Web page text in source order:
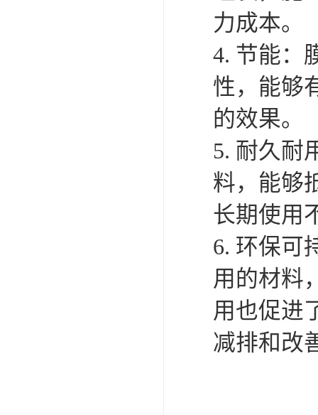
膜结构充
1. 美观大
建，外观
觉，提升
2. 轻巧灵
统建筑结
要求进行
3. 快速施
组装，施